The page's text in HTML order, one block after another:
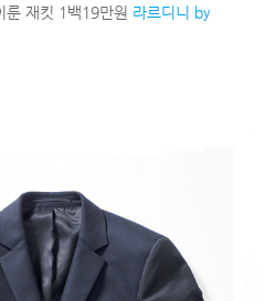
룬 재킷 1백19만원 라르디니 by